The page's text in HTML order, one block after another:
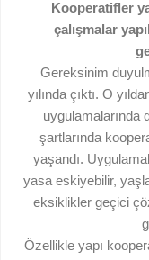
Kooperatifler
çalışmalar
Gereksinim
yılında çıktı. O
uygulamalarında
şartlarında
yaşandı.
yasa eskiyebilir,
eksiklikler geçici
Özellikle yapı